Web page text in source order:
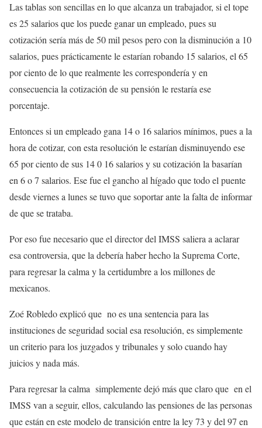
Las tablas son sencillas en lo que alcanza un trabajador, si el tope
es 25 salarios que los puede ganar un empleado, pues su
cotización sería más de 50 mil pesos pero con la disminución a 10
salarios, pues prácticamente le estarían robando 15 salarios, el 65
por ciento de lo que realmente les correspondería y en
consecuencia la cotización de su pensión le restaría ese
porcentaje.
Entonces si un empleado gana 14 o 16 salarios mínimos, pues a la
hora de cotizar, con esta resolución le estarían disminuyendo ese
65 por ciento de sus 14 0 16 salarios y su cotización la basarían
en 6 o 7 salarios. Ese fue el gancho al hígado que todo el puente
desde viernes a lunes se tuvo que soportar ante la falta de informar
de que se trataba.
Por eso fue necesario que el director del IMSS saliera a aclarar
esa controversia, que la debería haber hecho la Suprema Corte,
para regresar la calma y la certidumbre a los millones de
mexicanos.
Zoé Robledo explicó que no es una sentencia para las
instituciones de seguridad social esa resolución, es simplemente
un criterio para los juzgados y tribunales y solo cuando hay
juicios y nada más.
Para regresar la calma simplemente dejó más que claro que en el
IMSS van a seguir, ellos, calculando las pensiones de las personas
que están en este modelo de transición entre la ley 73 y del 97 en